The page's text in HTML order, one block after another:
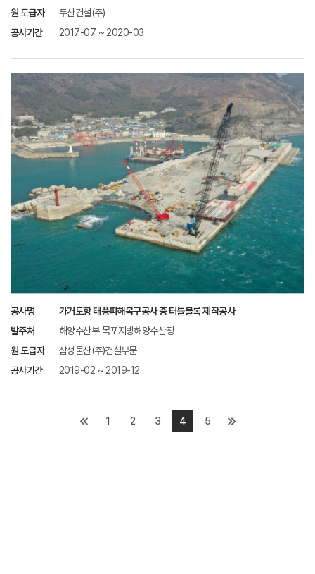
원 도급자
두산건설(주)
공사기간
2017-07 ~ 2020-03
공사명
가거도항 태풍피해복구공사 중 터틀블록 제작공사
발주처
해양수산부 목포지방해양수산청
원 도급자
삼성물산(주)건설부문
공사기간
2019-02 ~ 2019-12
1 2 3 4 5